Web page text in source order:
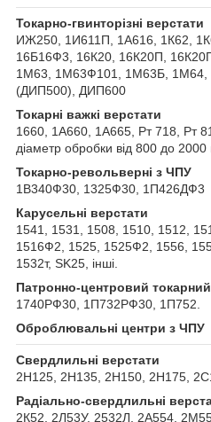
Токарно-гвинторізні верстати
ИЖ250, 1И611П, 1А616, 1К62,
16Б16Ф3, 16К20, 16К20П,
1М63, 1М63Ф101, 1М63Б, 1М64,
(ДИП500), ДИП600
Токарні важкі верстати
1660, 1А660, 1А665, Рт 718, Рт
діаметр обробки від 800 до 2000
Токарно-револьверні з ЧПУ
1В340Ф30, 1325Ф30, 1П426ДФ3
Карусельні верстати
1541, 1531, 1508, 1510, 1512,
1516Ф2, 1525, 1525Ф2, 1556,
1532т, SK25, інші.
Патронно-центровий
1740РФ30, 1П732РФ30, 1П752.
Оброблювальні центри з ЧПУ
Свердлильні верстати
2Н125, 2Н135, 2Н150, 2Н175,
Радіально-свердлильні
2К52, 2Л53У, 2532Л, 2А554,